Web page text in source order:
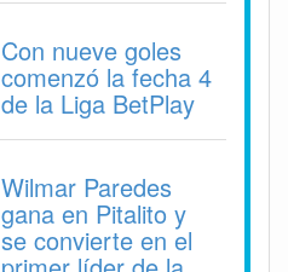
Con nueve goles
comenzó la fecha 4
de la Liga BetPlay
Wilmar Paredes
gana en Pitalito y
se convierte en el